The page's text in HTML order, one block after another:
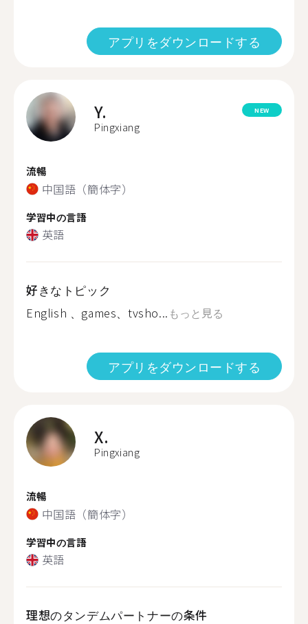
アプリをダウンロードする
Y.
Pingxiang
NEW
流暢
中国語（簡体字）
学習中の言語
英語
好きなトピック
English 、games、tvsho... もっと見る
アプリをダウンロードする
X.
Pingxiang
流暢
中国語（簡体字）
学習中の言語
英語
理想のタンデムパートナーの条件